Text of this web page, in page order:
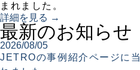
まれました。
詳細を見る →
最新のお知らせ
2026/08/05
JETROの事例紹介ページに